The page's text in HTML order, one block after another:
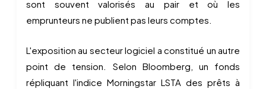
sont souvent valorisés au pair et où les
emprunteurs ne publient pas leurs comptes.
L'exposition au secteur logiciel a constitué un autre
point de tension. Selon Bloomberg, un fonds
répliquant l'indice Morningstar LSTA des prêts à